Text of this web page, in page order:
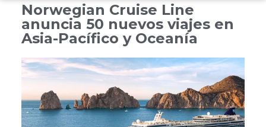
Norwegian Cruise Line
anuncia 50 nuevos viajes en
Asia-Pacífico y Oceanía